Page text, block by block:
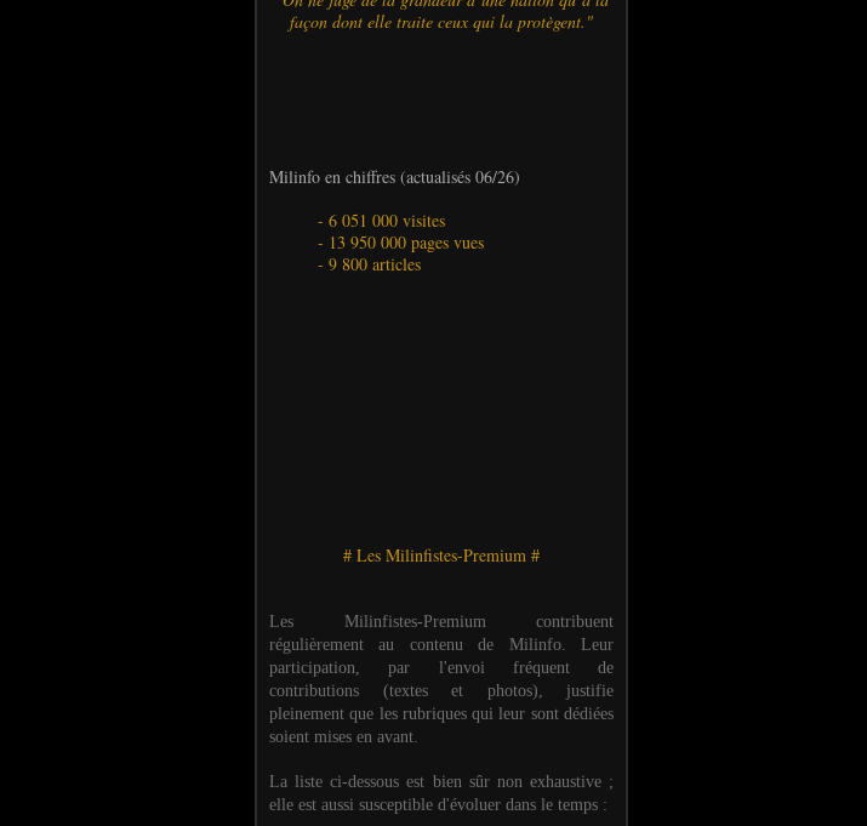
façon dont elle traite ceux qui la protègent."
Milinfo en chiffres (actualisés 06/26)
- 6 051 000 visites
- 13 950 000 pages vues
- 9 800 articles
# Les Milinfistes-Premium #
Les Milinfistes-Premium contribuent
régulièrement au contenu de Milinfo. Leur
participation, par l'envoi fréquent de
contributions (textes et photos), justifie
pleinement que les rubriques qui leur sont dédiées
soient mises en avant.
La liste ci-dessous est bien sûr non exhaustive ;
elle est aussi susceptible d'évoluer dans le temps :